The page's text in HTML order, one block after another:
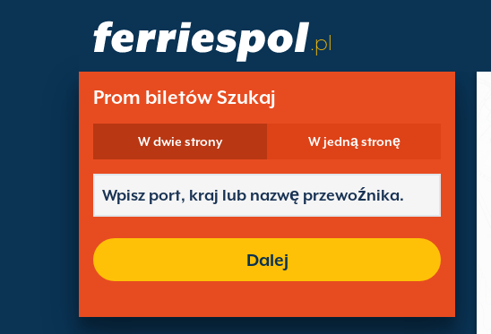
.pl
Prom biletów Szukaj
W dwie strony W jedną stronę
Dalej